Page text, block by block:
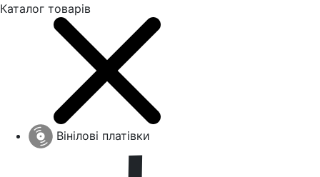
Каталог товарів
Вінілові платівки